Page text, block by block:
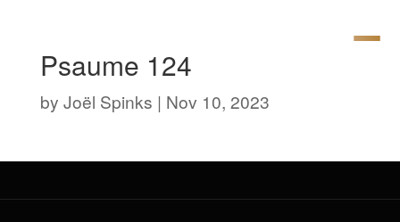
Psaume 124
by Joël Spinks | Nov 10, 2023